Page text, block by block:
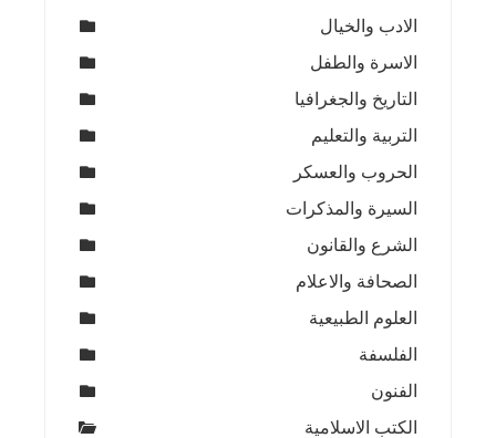
الادب والخيال
الاسرة والطفل
التاريخ والجغرافيا
التربية والتعليم
الحروب والعسكر
السيرة والمذكرات
الشرع والقانون
الصحافة والاعلام
العلوم الطبيعية
الفلسفة
الفنون
الكتب الاسلامية